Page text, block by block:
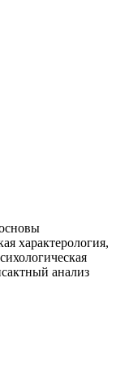
характерология,
анализ